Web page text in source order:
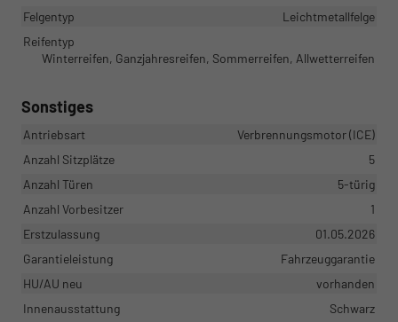
Felgentyp
Leichtmetallfelge
Reifentyp
Winterreifen, Ganzjahresreifen, Sommerreifen, Allwetterreifen
Sonstiges
Antriebsart
Verbrennungsmotor (ICE)
Anzahl Sitzplätze
5
Anzahl Türen
5-türig
Anzahl Vorbesitzer
1
Erstzulassung
01.05.2026
Garantieleistung
Fahrzeuggarantie
HU/AU neu
vorhanden
Innenausstattung
Schwarz